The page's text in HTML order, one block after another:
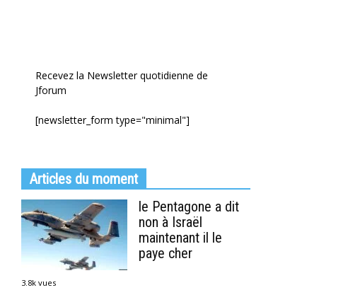
Recevez la Newsletter quotidienne de
Jforum
[newsletter_form type="minimal"]
Articles du moment
le Pentagone a dit
non à Israël
maintenant il le
paye cher
3.8k vues